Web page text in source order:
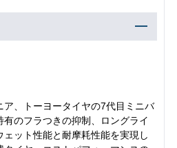
ア、トーヨータイヤの7代目ミニバ
のフラつきの抑制、ロングライ
ット性能と耐摩耗性能を実現し